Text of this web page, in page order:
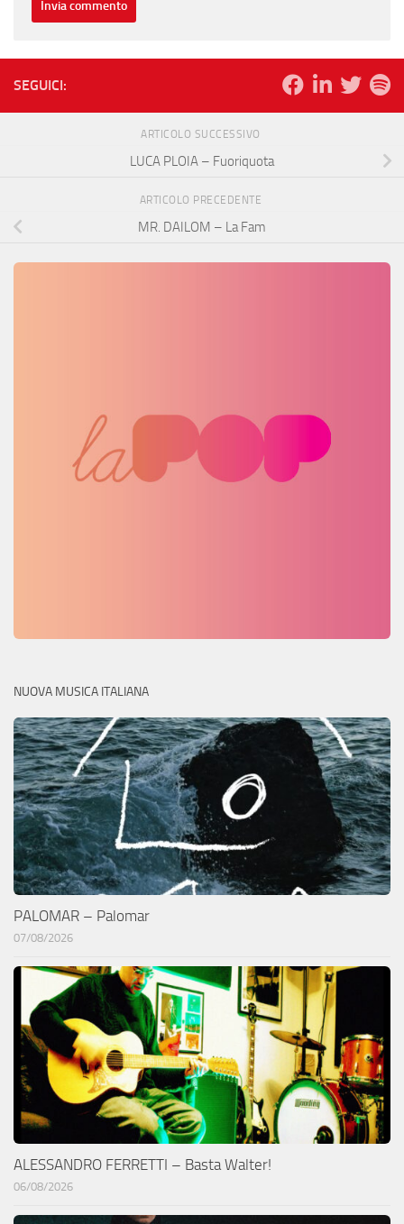
SEGUICI:
ARTICOLO SUCCESSIVO
LUCA PLOIA – Fuoriquota
ARTICOLO PRECEDENTE
MR. DAILOM – La Fam
NUOVA MUSICA ITALIANA
PALOMAR – Palomar
07/08/2026
ALESSANDRO FERRETTI – Basta Walter!
06/08/2026